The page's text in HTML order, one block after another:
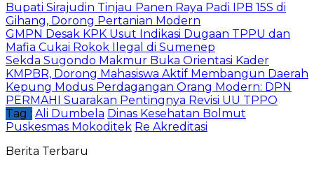
Bupati Sirajudin Tinjau Panen Raya Padi IPB 15S di
Gihang, Dorong Pertanian Modern
GMPN Desak KPK Usut Indikasi Dugaan TPPU dan
Mafia Cukai Rokok Ilegal di Sumenep
Sekda Sugondo Makmur Buka Orientasi Kader
KMPBR, Dorong Mahasiswa Aktif Membangun Daerah
Kepung Modus Perdagangan Orang Modern: DPN
PERMAHI Suarakan Pentingnya Revisi UU TPPO
Tag : Ali Dumbela Dinas Kesehatan Bolmut
Puskesmas Mokoditek Re Akreditasi
Berita Terbaru